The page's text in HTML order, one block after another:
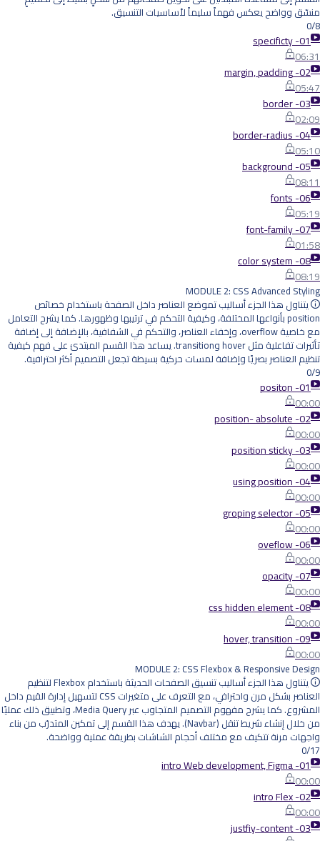
منسّق وواضح يعكس فهماً سليماً لأساسيات التنسيق.
0/8
01- specificty
06:31
02- margin, padding
05:47
03- border
02:09
04- border-radius
05:10
05- background
08:11
06- fonts
05:19
07- font-family
01:58
08- color system
08:19
MODULE 2: CSS Advanced Styling
يتناول هذا الجزء أساليب تموضع العناصر داخل الصفحة باستخدام خصائص
position بأنواعها المختلفة، وكيفية التحكم في ترتيبها وظهورها. كما يشرح التعامل
مع خاصية overflow، وإخفاء العناصر، والتحكم في الشفافية، بالإضافة إلى إضافة
تأثيرات تفاعلية مثل hover وtransition. يساعد هذا القسم المبتدئ على فهم كيفية
تنظيم العناصر بصريًا وإضافة لمسات حركية بسيطة تجعل التصميم أكثر احترافية.
0/9
01- positon
00:00
02- position- absolute
00:00
03- position sticky
00:00
04- using position
00:00
05- groping selector
00:00
06- oveflow
00:00
07- opacity
00:00
08- css hidden element
00:00
09- hover, transition
00:00
MODULE 2: CSS Flexbox & Responsive Design
يتناول هذا الجزء أساليب تنسيق الصفحات الحديثة باستخدام Flexbox لتنظيم
العناصر بشكل مرن واحترافي، مع التعرف على متغيرات CSS لتسهيل إدارة القيم داخل
المشروع. كما يشرح مفهوم التصميم المتجاوب عبر Media Query، وتطبيق ذلك عمليًا
من خلال إنشاء شريط تنقل (Navbar). يهدف هذا القسم إلى تمكين المتدرّب من بناء
واجهات مرنة تتكيف مع مختلف أحجام الشاشات بطريقة عملية وواضحة.
0/17
01- intro Web development, Figma
00:00
02- intro Flex
00:00
03- justfiy-content